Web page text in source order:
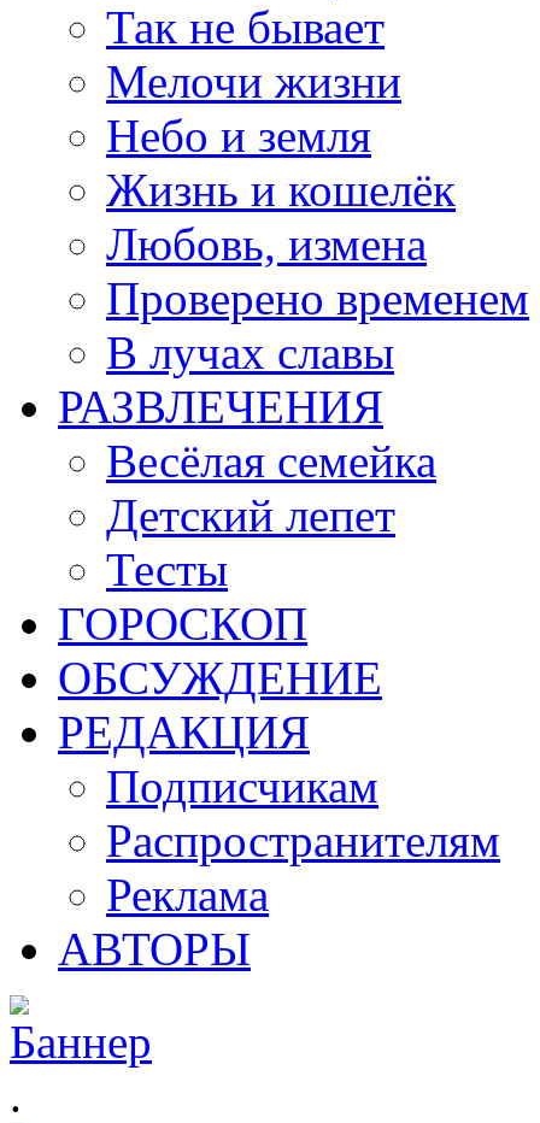
Так не бывает
Мелочи жизни
Небо и земля
Жизнь и кошелёк
Любовь, измена
Проверено временем
В лучах славы
РАЗВЛЕЧЕНИЯ
Весёлая семейка
Детский лепет
Тесты
ГОРОСКОП
ОБСУЖДЕНИЕ
РЕДАКЦИЯ
Подписчикам
Распространителям
Реклама
АВТОРЫ
.